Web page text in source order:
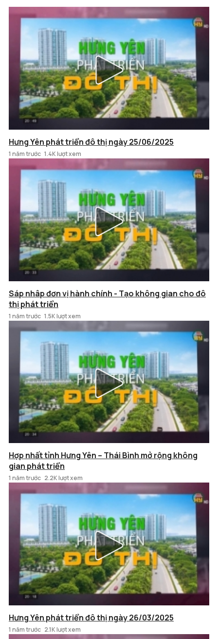
Hưng Yên phát triển đô thị ngày 25/06/2025
1 năm trước 1.4K lượt xem
Sáp nhâp đơn vị hành chính - Tạo không gian cho đô
thị phát triển
1 năm trước 1.5K lượt xem
Hợp nhất tỉnh Hưng Yên – Thái Bình mở rộng không
gian phát triển
1 năm trước 2.2K lượt xem
Hưng Yên phát triển đô thị ngày 26/03/2025
1 năm trước 2.1K lượt xem